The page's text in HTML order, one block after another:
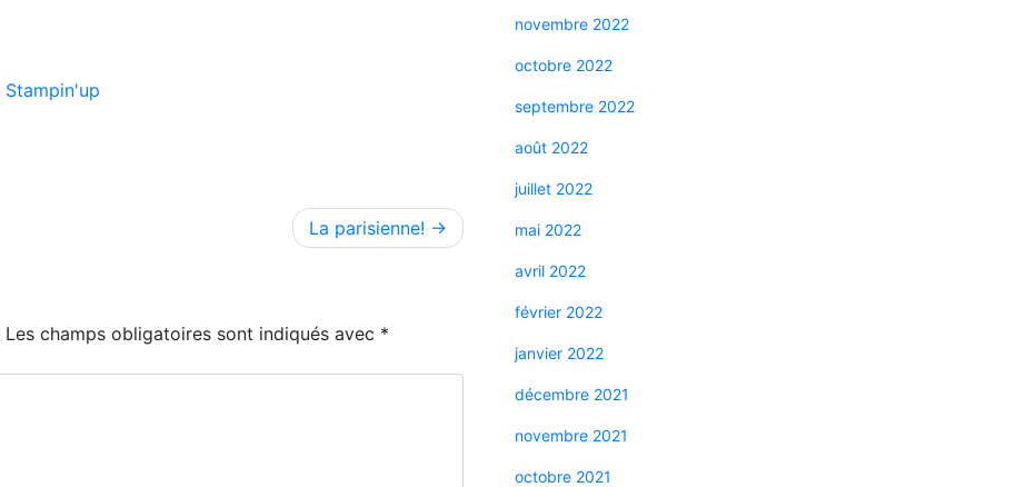
Stampin'up
La parisienne!
Les champs obligatoires sont indiqués avec *
novembre 2022
octobre 2022
septembre 2022
août 2022
juillet 2022
mai 2022
avril 2022
février 2022
janvier 2022
décembre 2021
novembre 2021
octobre 2021